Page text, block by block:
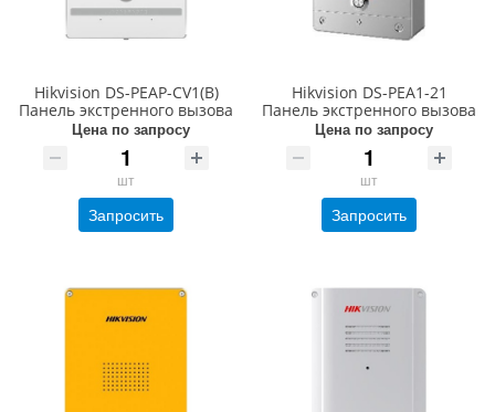
Hikvision DS-PEAP-CV1(B)
Панель экстренного вызова
Цена по запросу
шт
Запросить
Hikvision DS-PEA1-21
Панель экстренного вызова
Цена по запросу
шт
Запросить